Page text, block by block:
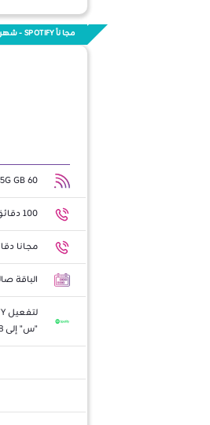
مجاناََ SPOTIFY - شهرين
5G GB 60 إنترنت
100 دقائق محلية
مجانا
الباقة
"س" إلى 99898